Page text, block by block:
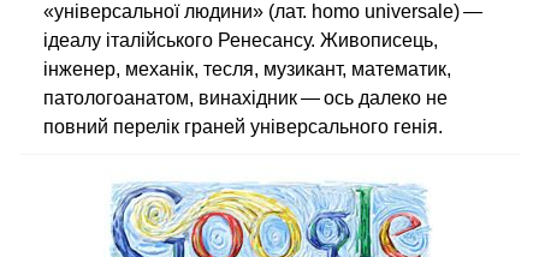
«універсальної людини» (лат. homo universale) —
ідеалу італійського Ренесансу. Живописець,
інженер, механік, тесля, музикант, математик,
патологоанатом, винахідник — ось далеко не
повний перелік граней універсального генія.